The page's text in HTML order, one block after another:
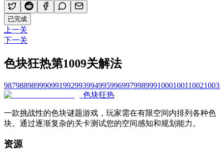
已完成
上一关
下一关
色块狂热第1009关解法
9879889899909919929939949959969979989991000100110021003
色块狂热
一款挑战性的色块谜题游戏，玩家需在有限空间内排列各种色
块。通过逐渐复杂的关卡测试您的空间感知和规划能力。
资源